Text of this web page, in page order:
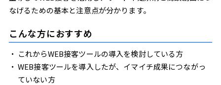
なげるための基本と注意点が分かります。
こんな方におすすめ
これからWEB接客ツールの導入を検討している方
WEB接客ツールを導入したが、イマイチ成果につながっ
ていない方